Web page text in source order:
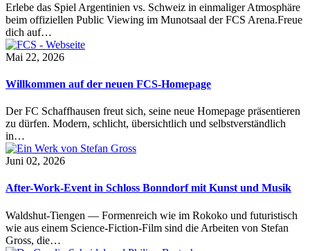
Erlebe das Spiel Argentinien vs. Schweiz in einmaliger Atmosphäre
beim offiziellen Public Viewing im Munotsaal der FCS Arena.Freue
dich auf…
Mai 22, 2026
Willkommen auf der neuen FCS-Homepage
Der FC Schaffhausen freut sich, seine neue Homepage präsentieren
zu dürfen. Modern, schlicht, übersichtlich und selbstverständlich
in…
Juni 02, 2026
After-Work-Event in Schloss Bonndorf mit Kunst und Musik
Waldshut-Tiengen — Formenreich wie im Rokoko und futuristisch
wie aus einem Science-Fiction-Film sind die Arbeiten von Stefan
Gross, die…